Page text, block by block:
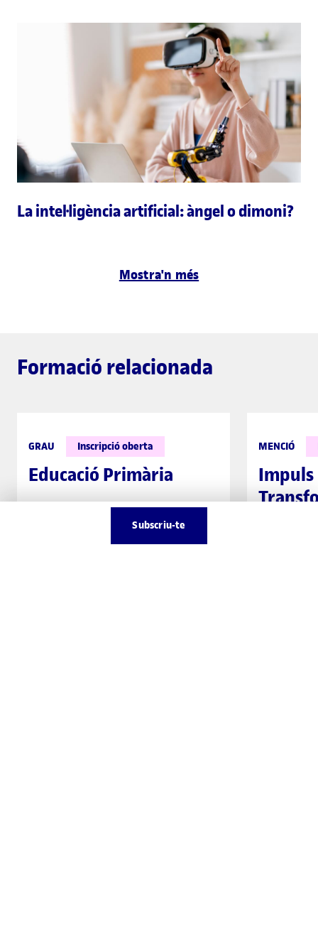
Subscriu-te
La intel·ligència artificial: àngel o dimoni?
Mostra'n més
Formació relacionada
GRAU Inscripció oberta
Educació Primària
MENCIÓ
Impuls